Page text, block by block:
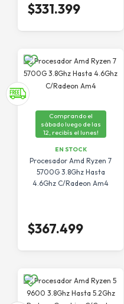
$331.399
Comprando el
sábado luego de las
12, recibís el lunes!
EN STOCK
Procesador Amd Ryzen 7
5700G 3.8Ghz Hasta
4.6Ghz C/Radeon Am4
$367.499